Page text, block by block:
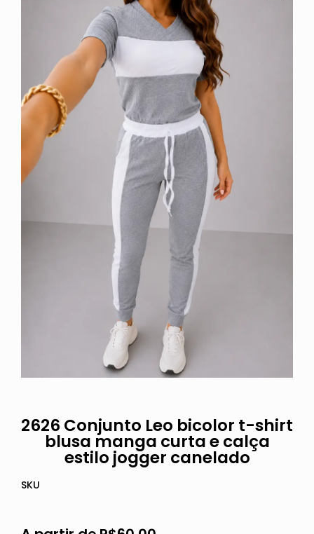
2626 Conjunto Leo bicolor t-shirt
blusa manga curta e calça
estilo jogger canelado
SKU